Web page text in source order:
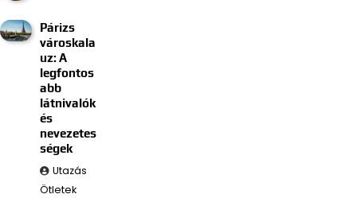
Párizs
városkala
uz: A
legfontos
abb
látnivalók
és
nevezetes
ségek
Utazás
Ötletek